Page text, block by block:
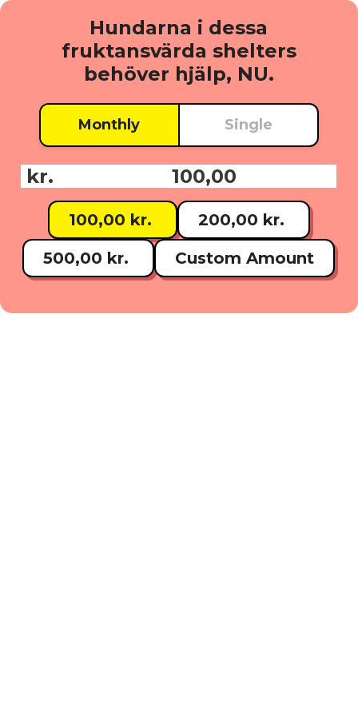
Hundarna i dessa
fruktansvärda shelters
behöver hjälp, NU.
Monthly Single
Donationsbelopp:
kr.
100,00 kr.
200,00 kr.
500,00 kr.
Custom Amount